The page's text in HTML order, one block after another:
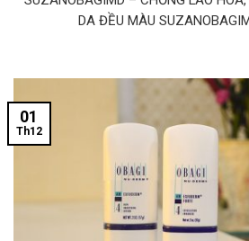
DA ĐỀU MÀU
01
Th12